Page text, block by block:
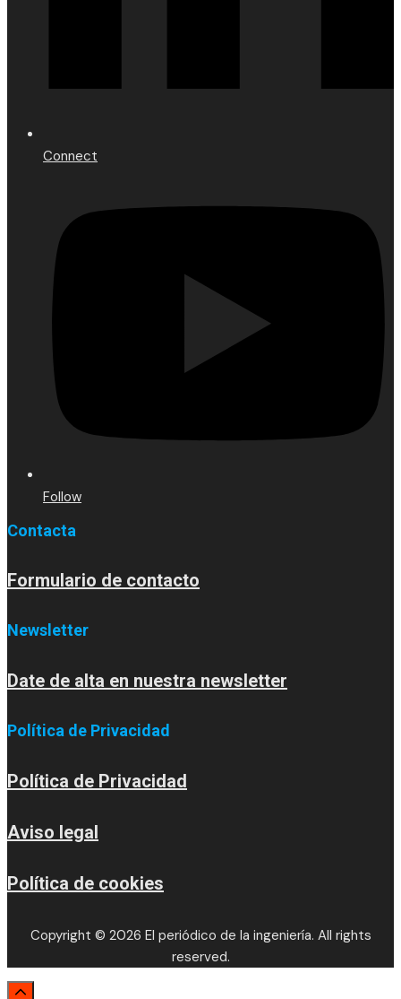
Connect
Follow
Contacta
Formulario de contacto
Newsletter
Date de alta en nuestra newsletter
Política de Privacidad
Política de Privacidad
Aviso legal
Política de cookies
Copyright © 2026 El periódico de la ingeniería. All rights
reserved.